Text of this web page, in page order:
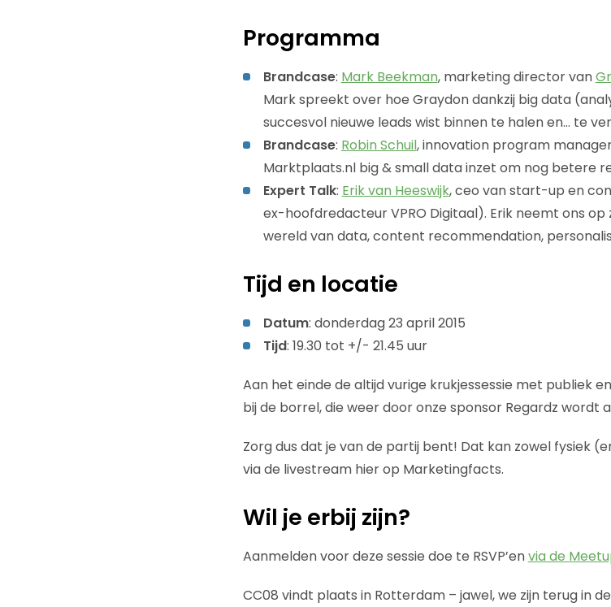
Programma
Brandcase: Mark Beekman, marketing director van
Mark spreekt over hoe Graydon dankzij big data
succesvol nieuwe leads wist binnen te halen en… te
Brandcase: Robin Schuil, innovation program
Marktplaats.nl big & small data inzet om nog betere
Expert Talk: Erik van Heeswijk, ceo van start-up en
ex-hoofdredacteur VPRO Digitaal). Erik neemt ons op
wereld van data, content recommendation,
Tijd en locatie
Datum: donderdag 23 april 2015
Tijd: 19.30 tot +/- 21.45 uur
Aan het einde de altijd vurige krukjessessie met publiek
bij de borrel, die weer door onze sponsor Regardz wordt
Zorg dus dat je van de partij bent! Dat kan zowel fysiek
via de livestream hier op Marketingfacts.
Wil je erbij zijn?
Aanmelden voor deze sessie doe te RSVP’envia de
CC08 vindt plaats in Rotterdam – jawel, we zijn terug in